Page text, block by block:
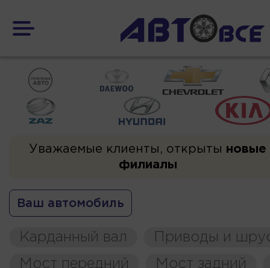
Уважаемые клиенты, открыты новые
филиалы
Ваш автомобиль
Карданный вал
Приводы и
Мост передний
Мост задний